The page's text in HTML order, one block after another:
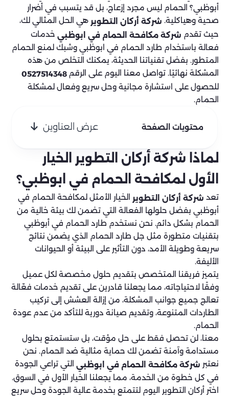
أبوظبي؟ الحمام ليس مجرد إزعاج، بل قد يتسبب في أضرار
صحية وهياكلية. شركة أركان التطوير هي الحل المثالي لك،
حيث تقدم شركة مكافحة الحمام في ابوظبي خدمات
فعالة باستخدام طارد الحمام في ابوظبي وشبك لمنع الحمام
المتطور. بفضل تقنياتنا الحديثة، يمكنك التخلص من هذه
المشكلة نهائيًا. تواصل معنا اليوم على الرقم 0527514348
للحصول على استشارة مجانية وحل سريع وفعال لمشكلة
الحمام.
محتويات الصفحة عرض العناوين
لماذا شركة أركان التطوير الخيار
الأول لمكافحة الحمام في ابوظبي؟
تعد شركة أركان التطوير الخيار الأمثل لمكافحة الحمام في
أبوظبي بفضل حلولها الفعالة التي تضمن لك بيئة خالية من
الحمام بشكل دائم. نحن نستخدم طارد الحمام في أبوظبي
بتقنيات متطورة مثل جل طارد الحمام الذي يضمن نتائج
سريعة وطويلة الأمد، دون التأثير على البيئة أو الحيوانات
الأليفة.
يتميز فريقنا المتخصص بتقديم حلول مخصصة لكل عميل
وفقًا لاحتياجاته، مما يجعلنا قادرين على تقديم خدمات فعّالة
تعالج جميع جوانب المشكلة، من إزالة العشش إلى تركيب
الطاردات المتنوعة، وتقديم صيانة دورية للتأكد من عدم عودة
الحمام.
معنا، لن تحصل فقط على حل مؤقت، بل ستستمتع بحلول
مستدامة وآمنة تضمن لك حماية مثالية ضد الحمام. نحن
نعتبر شركة مكافحة الحمام في ابوظبي التي تراعي الجودة
في كل خطوة من الخدمة، مما يجعلنا الخيار الأول في السوق.
اختر أركان التطوير اليوم لتتمتع بخدمة عالية الجودة وحل سريع